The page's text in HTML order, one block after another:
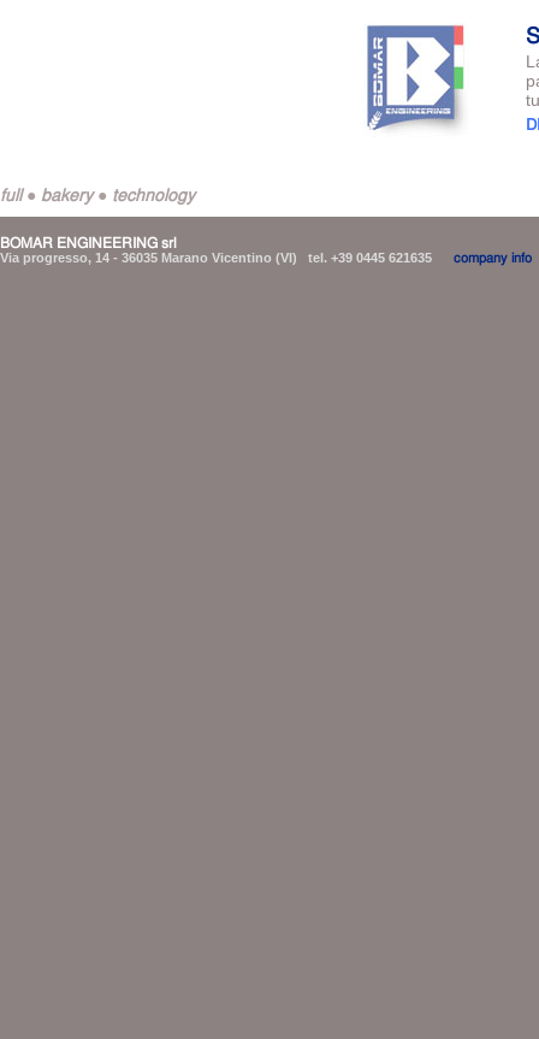
full ● bakery ● technology
BOMAR ENGINEERING srl
Via progresso, 14 - 36035 Marano Vicentino (VI) tel. +39 0445 621635 company info